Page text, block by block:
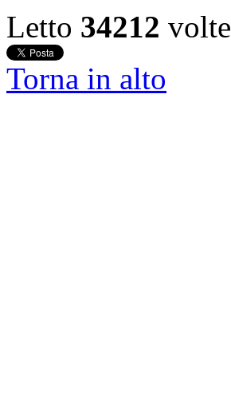
Letto 34212 volte
Torna in alto